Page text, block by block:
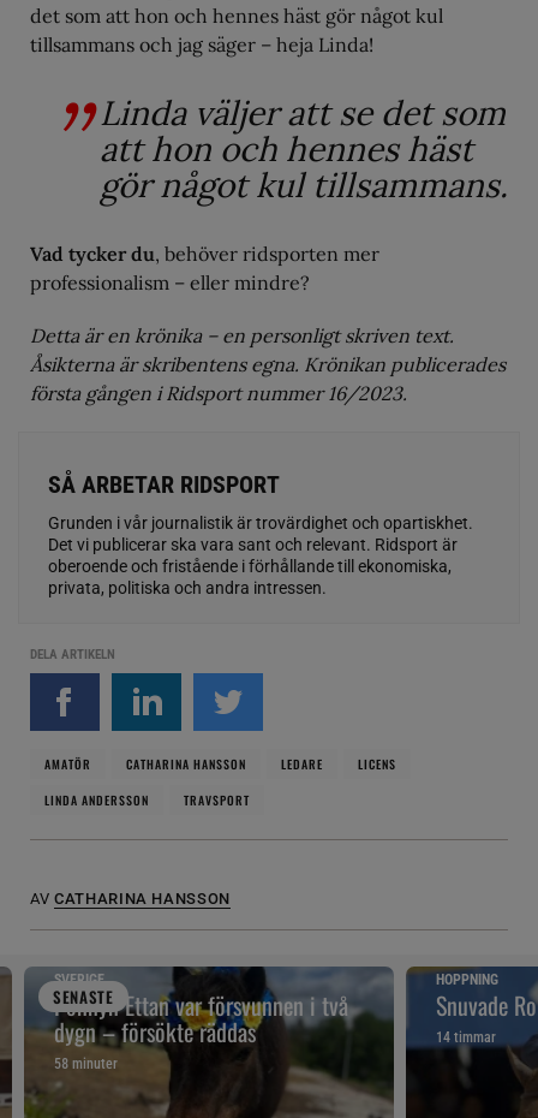
det som att hon och hennes häst gör något kul
tillsammans och jag säger – heja Linda!
Linda väljer att se det som
att hon och hennes häst
gör något kul tillsammans.
Vad tycker du, behöver ridsporten mer
professionalism – eller mindre?
Detta är en krönika – en personligt skriven text.
Åsikterna är skribentens egna. Krönikan publicerades
första gången i Ridsport nummer 16/2023.
SÅ ARBETAR RIDSPORT
Grunden i vår journalistik är trovärdighet och opartiskhet.
Det vi publicerar ska vara sant och relevant. Ridsport är
oberoende och fristående i förhållande till ekonomiska,
privata, politiska och andra intressen.
DELA ARTIKELN
AMATÖR CATHARINA HANSSON LEDARE
LICENS
LINDA ANDERSSON
TRAVSPORT
AV CATHARINA HANSSON
SENASTE
SVERIGE
Ponnyn Ettan var försvunnen i två
dygn – försökte räddas
58 minuter
HOPPNING
Snuvade
14 timmar